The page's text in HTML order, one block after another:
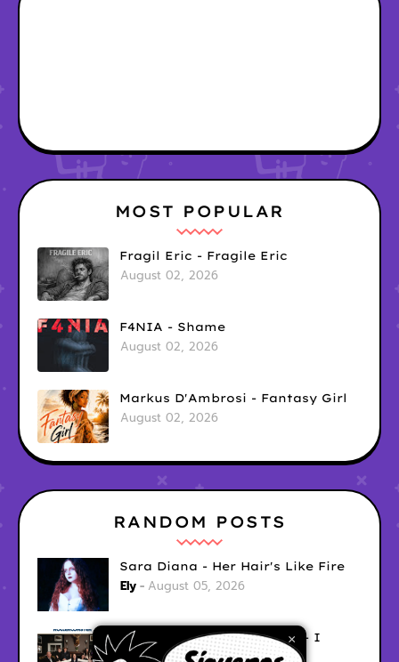
×
MOST POPULAR
Fragil Eric - Fragile Eric
August 02, 2026
F4NIA - Shame
August 02, 2026
Markus D'Ambrosi - Fantasy Girl
August 02, 2026
RANDOM POSTS
Sara Diana - Her Hair's Like Fire
Ely August 05, 2026
Good Vibes Rollercoaster - I
Don't Care